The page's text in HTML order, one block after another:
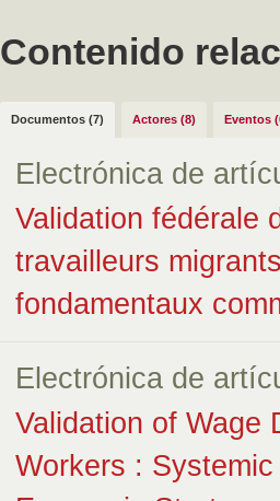
Contenido
Documentos (7) Actores (8) Eventos
Electrónica de
Validation fédérale
travailleurs
fondamentaux
Electrónica de
Validation of Wage
Workers :